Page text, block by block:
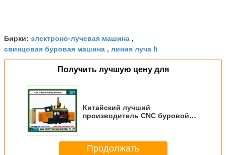
Бирки: электроно-лучевая машина ,
свинцовая буровая машина , линия луча h
Получить лучшую цену для
Китайский лучший
производитель CNC буровой
Продолжать